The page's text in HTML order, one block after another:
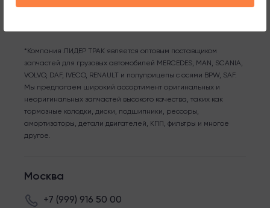
*Компания ЛИДЕР ТРАК является оптовым поставщиком
запчастей для грузовых автомобилей MERCEDES, MAN, SCANIA,
VOLVO, DAF, IVECO, RENAULT и полуприцепы с осями BPW, SAF.
Мы предлагаем широкий ассортимент оригинальных и
неоригинальных запчастей высокого качества, таких как
тормозные колодки, диски, подшипники, рессоры,
амортизаторы, детали двигателей, КПП, фильтры и многое
другое.
Москва
+7 (999) 916 50 00